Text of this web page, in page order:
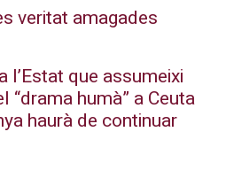
veritat amagades
l’Estat que assumeixi
“drama humà” a Ceuta
haurà de continuar